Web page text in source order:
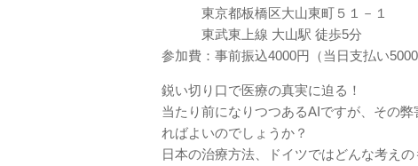
東京都板橋区大山東町５１－１
東武東上線 大山駅 徒歩5分
参加費：事前振込4000円（当日支払い5000
鋭い切り口で医療の真実に迫る！
当たり前になりつつあるAIですが、その
ればよいのでしょうか？
日本の治療方法、ドイツではどんな考え